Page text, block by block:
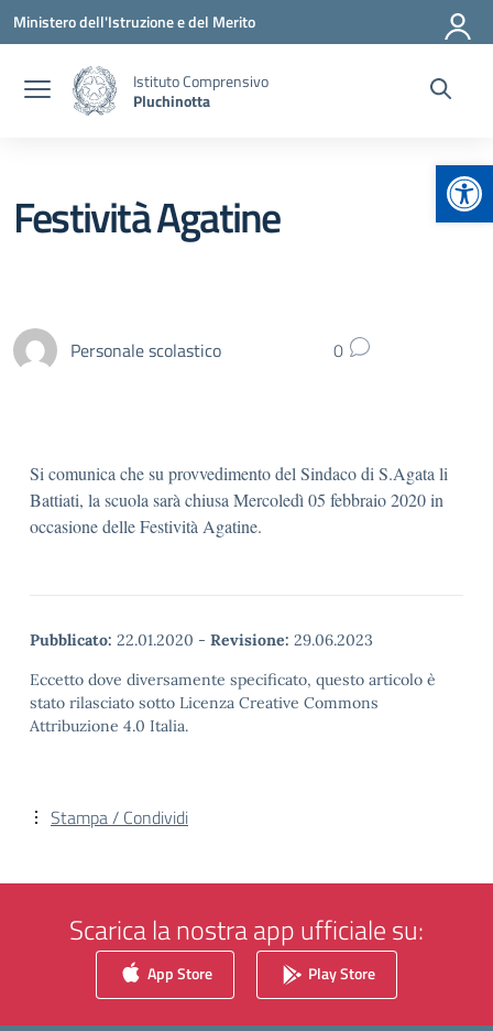
Vai ai contenuti
Vai al menu di navigazione
Vai al footer
Ministero dell'Istruzione e del Merito
Istituto Comprensivo
Pluchinotta
Festività Agatine
Personale scolastico 0
Si comunica che su provvedimento del Sindaco di S.Agata li
Battiati, la scuola sarà chiusa Mercoledì 05 febbraio 2020 in
occasione delle Festività Agatine.
Pubblicato: 22.01.2020 - Revisione: 29.06.2023
Eccetto dove diversamente specificato, questo articolo è
stato rilasciato sotto Licenza Creative Commons
Attribuzione 4.0 Italia.
Stampa / Condividi
Scarica la nostra app ufficiale su:
App Store Play Store